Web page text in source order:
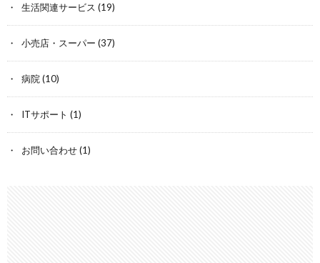
生活関連サービス (19)
小売店・スーパー (37)
病院(10)
ITサポート (1)
お問い合わせ(1)